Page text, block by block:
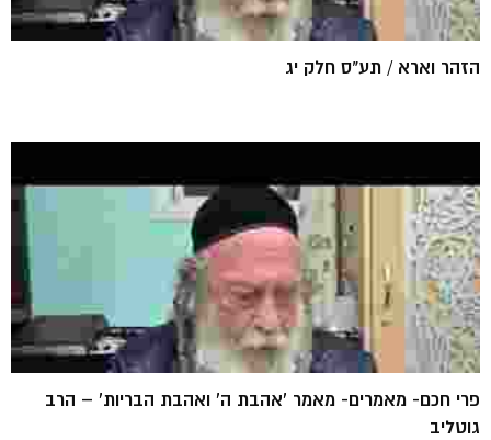
הזהר וארא / תע"ס חלק יג
פרי חכם- מאמרים- מאמר 'אהבת ה' ואהבת הבריות' – הרב
גוטליב